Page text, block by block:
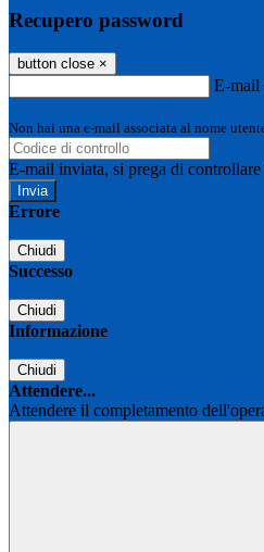
Recupero password
button close ×
E-mail
Non hai una e-mail associata al nome
E-mail inviata, si prega di
Errore
Chiudi
Successo
Chiudi
Informazione
Chiudi
Attendere...
Attendere il completamento